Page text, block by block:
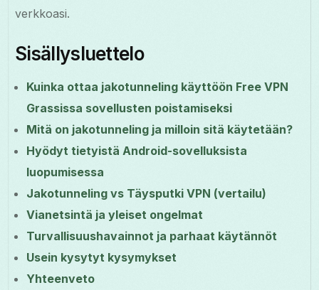
verkkoasi.
Sisällysluettelo
Kuinka ottaa jakotunneling käyttöön Free VPN
Grassissa sovellusten poistamiseksi
Mitä on jakotunneling ja milloin sitä käytetään?
Hyödyt tietyistä Android-sovelluksista
luopumisessa
Jakotunneling vs Täysputki VPN (vertailu)
Vianetsintä ja yleiset ongelmat
Turvallisuushavainnot ja parhaat käytännöt
Usein kysytyt kysymykset
Yhteenveto